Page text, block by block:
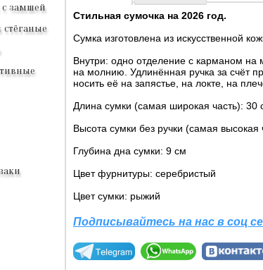
замшей
Стильная сумочка на 2026 год.
Сумка изготовлена из искусственной
Внутри: одно отделение с карманом
на молнию. Удлинённая ручка за счёт
носить её на запястье, на локте, на
Длина сумки (самая широкая часть): 30
Высота сумки без ручки (самая высокая
Глубина дна сумки: 9 см
Цвет фурнитуры: серебристый
Цвет сумки: рыжий
Подписывайтесь на нас в соц